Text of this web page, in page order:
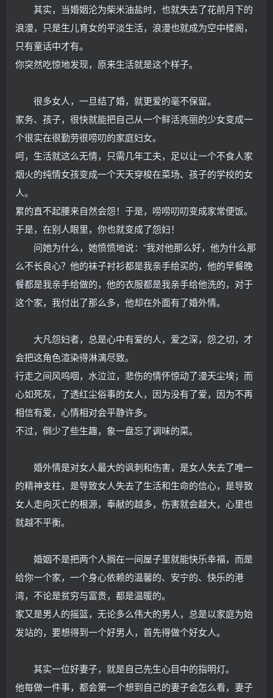
其实，当婚姻沦为柴米油盐时，也就失去了花前月下的
浪漫，只是生儿育女的平淡生活，浪漫也就成为空中楼阁，
只有童话中才有。
你突然吃惊地发现，原来生活就是这个样子。
很多女人，一旦结了婚，就更爱的毫不保留。
家务、孩子，很快就能把自己从一个鲜活亮丽的少女变成一
个很实在很勤劳很唠叨的家庭妇女。
呵，生活就这么无情，只需几年工夫，足以让一个不食人家
烟火的纯情女孩变成一个天天穿梭在菜场、孩子的学校的女
人。
累的直不起腰来自然会怨！于是，唠唠叨叨变成家常便饭。
于是，在别人眼里，你也就变成了怨妇！
问她为什么，她愤愤地说：“我对他那么好，他为什么那
么不长良心？他的袜子衬衫都是我亲手给买的，他的早餐晚
餐都是我亲手给做的，他的衣服都是我亲手给他洗的，对于
这个家，我付出了那么多，他却在外面有了婚外情。
大凡怨妇者，总是心中有爱的人，爱之深，怨之切，才
会把这角色渲染得淋漓尽致。
行走之间风呜咽，水泣泣，悲伤的情怀惊动了漫天尘埃；而
心如死灰，了透红尘俗事的女人，因为没有了爱，因为不再
相信有爱，心情相对会平静许多。
不过，倒少了些生趣，象一盘忘了调味的菜。
婚外情是对女人最大的讽刺和伤害，是女人失去了唯一
的精神支柱，是导致女人失去了生活和生命的信心，是导致
女人走向灭亡的根源，奉献的越多，伤害就会越大，心里也
就越不平衡。
婚姻不是把两个人搁在一间屋子里就能快乐幸福，而是
给你一个家，一个身心依赖的温馨的、安宁的、快乐的港
湾，不论是贫穷与富贵，都是温暖的。
家又是男人的摇篮，无论多么伟大的男人，总是以家庭为始
发站的，要想得到一个好男人，首先得做个好女人。
其实一位好妻子，就是自己先生心目中的指明灯。
他每做一件事，都会第一个想到自己的妻子会怎么看，妻子